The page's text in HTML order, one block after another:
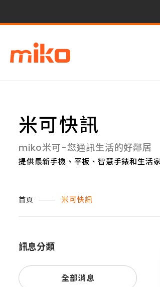
米可快訊
miko米可-您通訊生活的好鄰居
提供最新手機、平板、智慧手錶和生活
首頁 米可快訊
訊息分類
全部消息